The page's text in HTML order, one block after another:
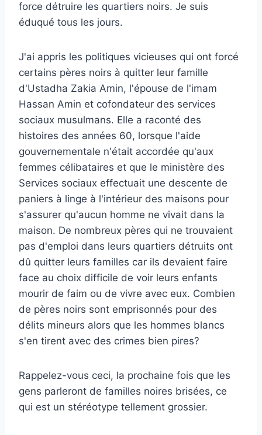
force détruire les quartiers noirs. Je suis
éduqué tous les jours.
J'ai appris les politiques vicieuses qui ont forcé
certains pères noirs à quitter leur famille
d'Ustadha Zakia Amin, l'épouse de l'imam
Hassan Amin et cofondateur des services
sociaux musulmans. Elle a raconté des
histoires des années 60, lorsque l'aide
gouvernementale n'était accordée qu'aux
femmes célibataires et que le ministère des
Services sociaux effectuait une descente de
paniers à linge à l'intérieur des maisons pour
s'assurer qu'aucun homme ne vivait dans la
maison. De nombreux pères qui ne trouvaient
pas d'emploi dans leurs quartiers détruits ont
dû quitter leurs familles car ils devaient faire
face au choix difficile de voir leurs enfants
mourir de faim ou de vivre avec eux. Combien
de pères noirs sont emprisonnés pour des
délits mineurs alors que les hommes blancs
s'en tirent avec des crimes bien pires?
Rappelez-vous ceci, la prochaine fois que les
gens parleront de familles noires brisées, ce
qui est un stéréotype tellement grossier.